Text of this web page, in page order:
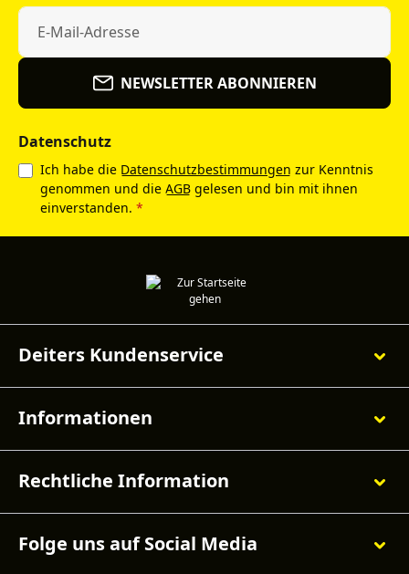
NEWSLETTER ABONNIEREN
Datenschutz
Ich habe die Datenschutzbestimmungen zur Kenntnis
genommen und die AGB gelesen und bin mit ihnen
einverstanden. *
Deiters Kundenservice
Informationen
Rechtliche Information
Folge uns auf Social Media